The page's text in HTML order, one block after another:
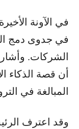
في الآونة
في جدوى دمج
الشركات. وأشار
أن قصة الذكاء
المبالغة في
وقد اعترف